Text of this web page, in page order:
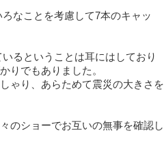
なことを考慮して7本のキャッ
るということは耳にはしており
りでもありました。
ゃり、あらためて震災の大きさを
のショーでお互いの無事を確認し